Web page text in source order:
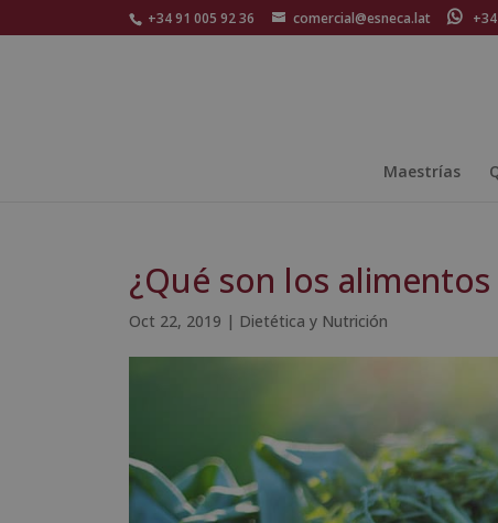
+34 91 005 92 36 comercial@esneca.lat
Maestrías
¿Qué son los
Oct 22, 2019 | Dietética y Nutrición